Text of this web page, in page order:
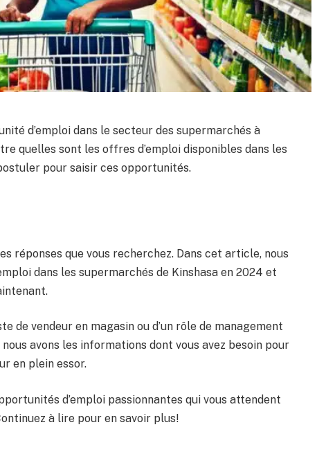
d’emploi dans le secteur des supermarchés à
quelles sont les offres d’emploi disponibles dans les
pour saisir ces opportunités.
réponses que vous recherchez. Dans cet article, nous
dans les supermarchés de Kinshasa en 2024 et
de vendeur en magasin ou d’un rôle de management
avons les informations dont vous avez besoin pour
en plein essor.
d’emploi passionnantes qui vous attendent
à lire pour en savoir plus!